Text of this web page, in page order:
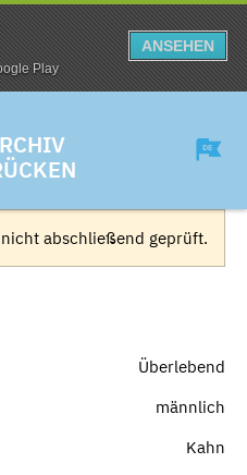
Play
ANSEHEN
abschließend geprüft.
Überlebend
männlich
Kahn